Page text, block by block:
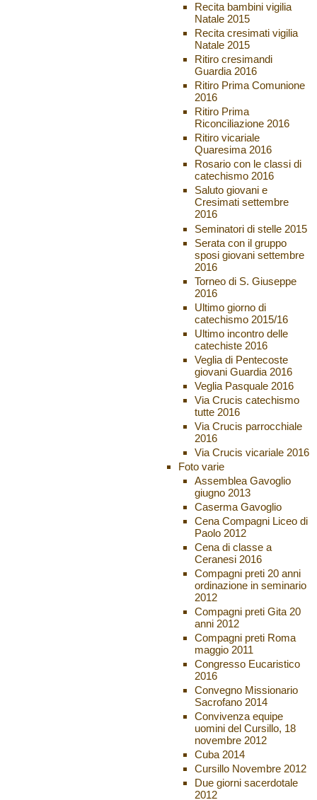
Recita bambini vigilia
Natale 2015
Recita cresimati vigilia
Natale 2015
Ritiro cresimandi
Guardia 2016
Ritiro Prima Comunione
2016
Ritiro Prima
Riconciliazione 2016
Ritiro vicariale
Quaresima 2016
Rosario con le classi di
catechismo 2016
Saluto giovani e
Cresimati settembre
2016
Seminatori di stelle 2015
Serata con il gruppo
sposi giovani settembre
2016
Torneo di S. Giuseppe
2016
Ultimo giorno di
catechismo 2015/16
Ultimo incontro delle
catechiste 2016
Veglia di Pentecoste
giovani Guardia 2016
Veglia Pasquale 2016
Via Crucis catechismo
tutte 2016
Via Crucis parrocchiale
2016
Via Crucis vicariale 2016
Foto varie
Assemblea Gavoglio
giugno 2013
Caserma Gavoglio
Cena Compagni Liceo di
Paolo 2012
Cena di classe a
Ceranesi 2016
Compagni preti 20 anni
ordinazione in seminario
2012
Compagni preti Gita 20
anni 2012
Compagni preti Roma
maggio 2011
Congresso Eucaristico
2016
Convegno Missionario
Sacrofano 2014
Convivenza equipe
uomini del Cursillo, 18
novembre 2012
Cuba 2014
Cursillo Novembre 2012
Due giorni sacerdotale
2012